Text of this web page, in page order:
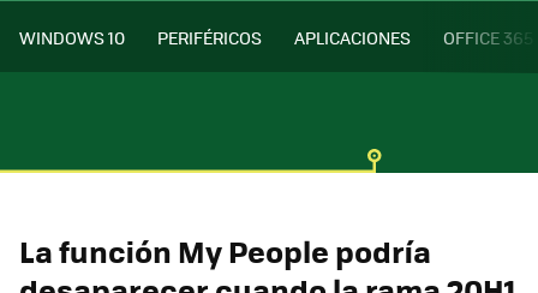
WINDOWS 10 PERIFÉRICOS APLICACIONES OFFICE 365
La función My People podría